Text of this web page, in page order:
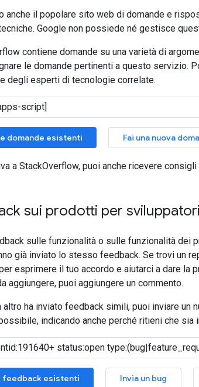
anche il popolare sito web di domande e
tecniche. Google non possiede né gestisce
contiene domande su una varietà di
le domande pertinenti a questo servizio.
degli esperti di tecnologie correlate.
le domande esistenti Fai una nuova
a StackOverflow, puoi anche ricevere
sui prodotti per sviluppatori
sulle funzionalità o sulle funzionalità dei
già inviato lo stesso feedback. Se trovi un
per esprimere il tuo accordo e aiutarci a dare
aggiungere, puoi aggiungere un commento.
altro ha inviato feedback simili, puoi inviare
indicando anche perché ritieni che sia
i feedback esistenti Invia un bug